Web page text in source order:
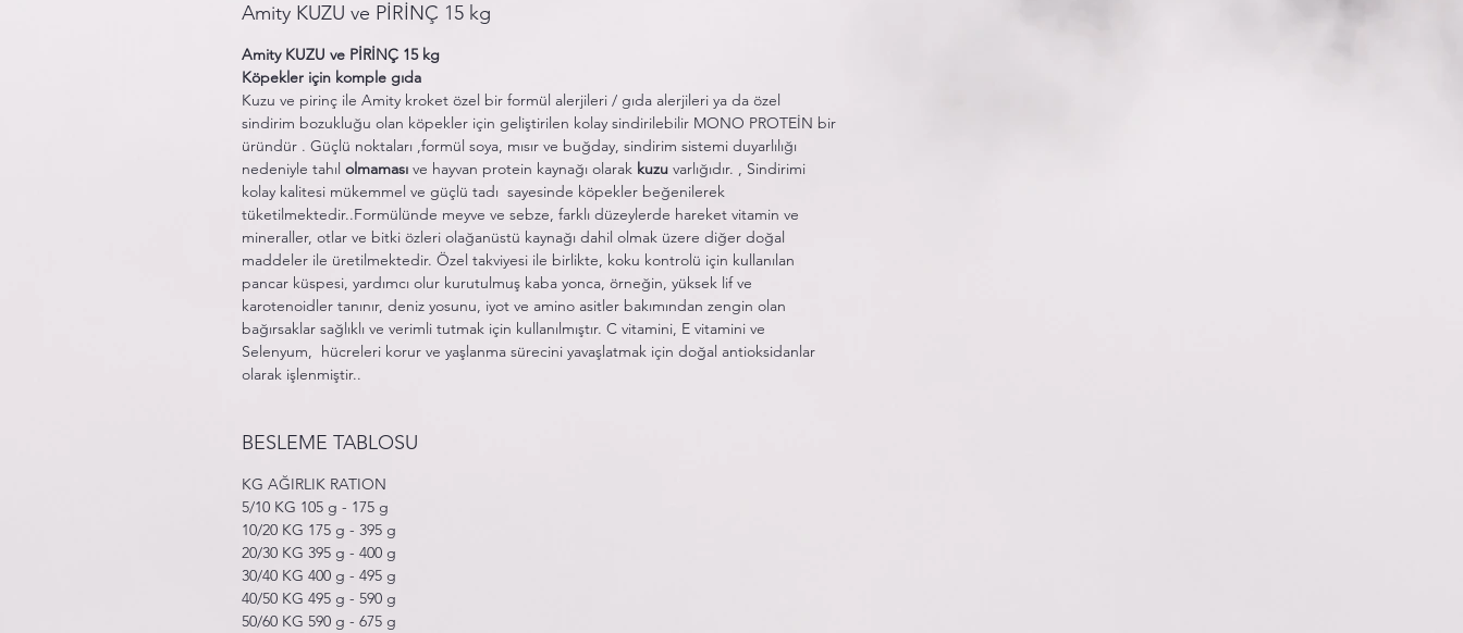
Amity KUZU ve PİRİNÇ 15 kg
Amity KUZU ve PİRİNÇ 15 kg
Köpekler için komple gıda
Kuzu ve pirinç ile Amity kroket özel bir formül alerjileri / gıda alerjileri ya da özel
sindirim bozukluğu olan köpekler için geliştirilen kolay sindirilebilir MONO PROTEİN bir
üründür . Güçlü noktaları ,formül soya, mısır ve buğday, sindirim sistemi duyarlılığı
nedeniyle tahıl olmaması ve hayvan protein kaynağı olarak kuzu varlığıdır. , Sindirimi
kolay kalitesi mükemmel ve güçlü tadı sayesinde köpekler beğenilerek
tüketilmektedir..Formülünde meyve ve sebze, farklı düzeylerde hareket vitamin ve
mineraller, otlar ve bitki özleri olağanüstü kaynağı dahil olmak üzere diğer doğal
maddeler ile üretilmektedir. Özel takviyesi ile birlikte, koku kontrolü için kullanılan
pancar küspesi, yardımcı olur kurutulmuş kaba yonca, örneğin, yüksek lif ve
karotenoidler tanınır, deniz yosunu, iyot ve amino asitler bakımından zengin olan
bağırsaklar sağlıklı ve verimli tutmak için kullanılmıştır. C vitamini, E vitamini ve
Selenyum, hücreleri korur ve yaşlanma sürecini yavaşlatmak için doğal antioksidanlar
olarak işlenmiştir..
BESLEME TABLOSU
KG AĞIRLIK RATION
5/10 KG 105 g - 175 g
10/20 KG 175 g - 395 g
20/30 KG 395 g - 400 g
30/40 KG 400 g - 495 g
40/50 KG 495 g - 590 g
50/60 KG 590 g - 675 g